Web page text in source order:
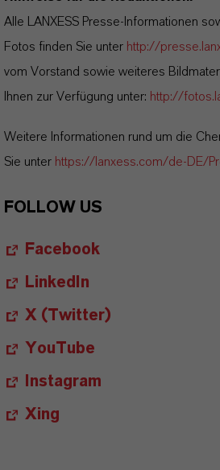
Alle LANXESS Presse-Informationen
Fotos finden Sie unter http://
vom Vorstand sowie weiteres
Ihnen zur Verfügung unter: http://
Weitere Informationen rund um die
Sie unter https://lanxess.com/de-DE/
FOLLOW US
Facebook
LinkedIn
X (Twitter)
YouTube
Instagram
Xing